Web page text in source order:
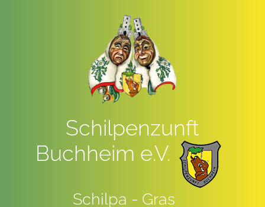
Schilpenzunft
Buchheim e.V.
Schilpa - Gras